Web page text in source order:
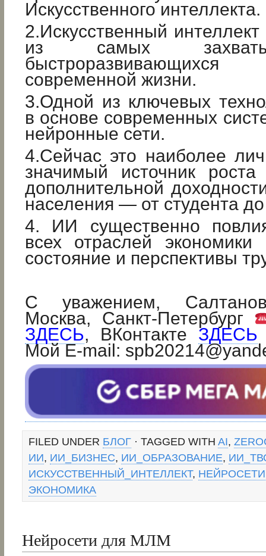
Искусственного интеллекта.
2.Искусственный
из самых
современной жизни.
3.Одной из ключевых
в основе современных
нейронные сети.
4.Сейчас это наиболее
значимый источник
дополнительной
населения — от студента
4. ИИ существенно
всех отраслей экономики
состояние и перспективы
С уважением,
Москва, Санкт-Петербург
ЗДЕСЬ, ВКонтакте ЗДЕСЬ
Мой E-mail:
FILED UNDER БЛОГ · TAGGED WITH AI,
ИИ, ИИ_БИЗНЕС, ИИ_ОБРАЗОВАНИЕ,
ИСКУССТВЕННЫЙ_ИНТЕЛЛЕКТ, НЕЙРОСЕТИ
ЭКОНОМИКА
Нейросети для МЛМ